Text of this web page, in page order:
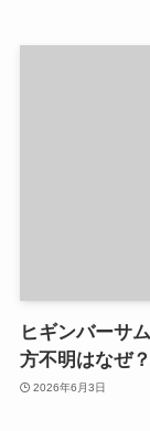
ヒギンバーサ
方不明はなぜ
2026年6月3日